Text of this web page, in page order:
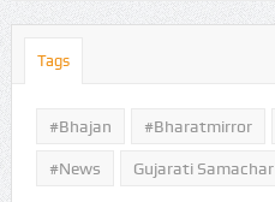
Tags
#Bhajan #bharatmirror
#news Gujarati Samachar